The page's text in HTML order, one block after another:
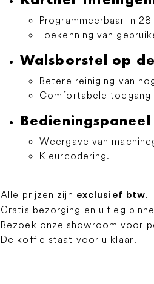
Programmeerbaar in
Toekenning van
Walsborstel op
Betere reiniging van
Comfortabele toegang
Bedieningspaneel
Weergave van
Kleurcodering.
Alle prijzen zijn exclusief btw.
Gratis bezorging en uitleg
Bezoek onze showroom voor
De koffie staat voor u klaar!